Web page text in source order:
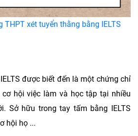
THPT xét tuyển thằng bằng IELTS
được biết đến là một chứng chỉ
hội việc làm và học tập tại nhiều
Sở hữu trong tay tấm bằng IELTS
hội họ ...